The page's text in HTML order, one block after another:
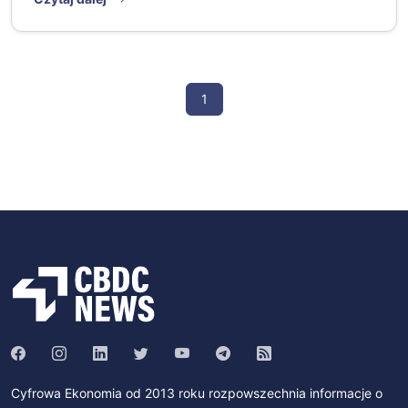
1
Cyfrowa Ekonomia od 2013 roku rozpowszechnia informacje o